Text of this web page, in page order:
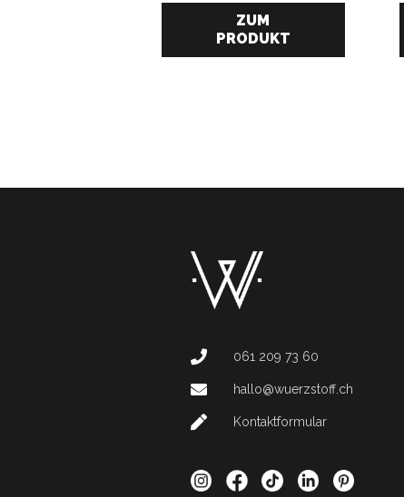
ZUM
PRODUKT
061 209 73 60
hallo@wuerzstoff.ch
Kontaktformular